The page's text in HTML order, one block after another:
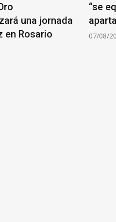
una jornada
en Rosario
“se
07/08/